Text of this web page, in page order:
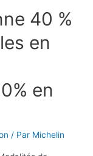
40 %
en
en
/ Par Michelin